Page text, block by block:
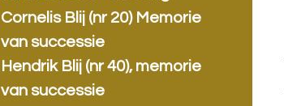
Cornelis Blij (nr 20) Memorie
van successie
Hendrik Blij (nr 40), memorie
van successie